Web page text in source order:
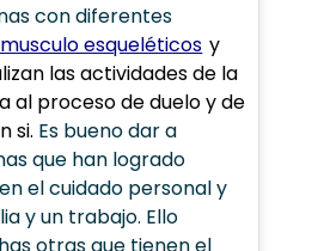
con diferentes
esqueléticos y
las actividades de la
al proceso de duelo y de
si. Es bueno dar a
que han logrado
el cuidado personal y
y un trabajo. Ello
otras que tienen el